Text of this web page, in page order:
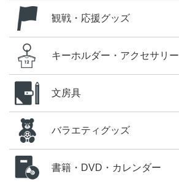
観戦・応援グッズ
キーホルダー・アクセサリー
文房具
バラエティグッズ
書籍・DVD・カレンダー